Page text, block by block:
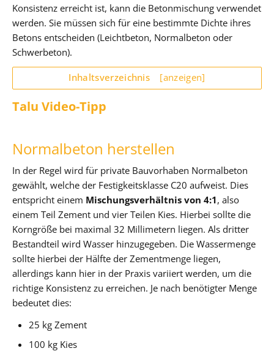
Konsistenz erreicht ist, kann die Betonmischung verwendet
werden. Sie müssen sich für eine bestimmte Dichte ihres
Betons entscheiden (Leichtbeton, Normalbeton oder
Schwerbeton).
Inhaltsverzeichnis [anzeigen]
Talu Video-Tipp
Normalbeton herstellen
In der Regel wird für private Bauvorhaben Normalbeton
gewählt, welche der Festigkeitsklasse C20 aufweist. Dies
entspricht einem Mischungsverhältnis von 4:1, also
einem Teil Zement und vier Teilen Kies. Hierbei sollte die
Korngröße bei maximal 32 Millimetern liegen. Als dritter
Bestandteil wird Wasser hinzugegeben. Die Wassermenge
sollte hierbei der Hälfte der Zementmenge liegen,
allerdings kann hier in der Praxis variiert werden, um die
richtige Konsistenz zu erreichen. Je nach benötigter Menge
bedeutet dies:
25 kg Zement
100 kg Kies